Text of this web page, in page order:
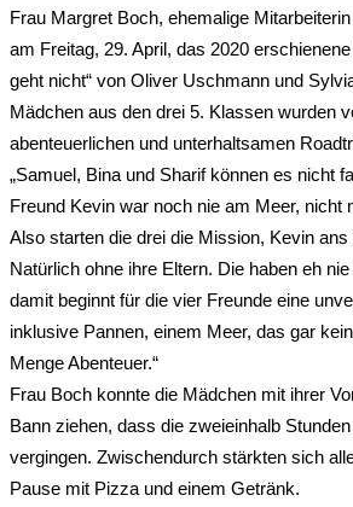
Frau Margret Boch, ehemalige
am Freitag, 29. April, das 2020
geht nicht“ von Oliver Uschmann und
Mädchen aus den drei 5. Klassen wurden
abenteuerlichen und unterhaltsamen
„Samuel, Bina und Sharif können es nicht
Freund Kevin war noch nie am Meer, nicht
Also starten die drei die Mission, Kevin
Natürlich ohne ihre Eltern. Die haben eh
damit beginnt für die vier Freunde eine
inklusive Pannen, einem Meer, das gar
Menge Abenteuer.“
Frau Boch konnte die Mädchen mit ihrer
Bann ziehen, dass die zweieinhalb
vergingen. Zwischendurch stärkten sich
Pause mit Pizza und einem Getränk.